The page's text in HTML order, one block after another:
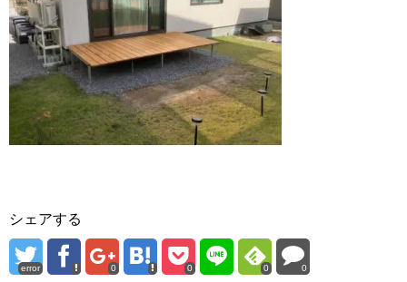
シェアする
error 0 0 0 0